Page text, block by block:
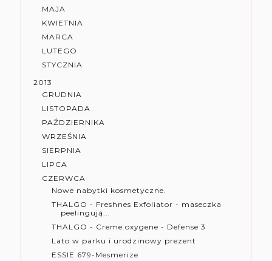
MAJA
KWIETNIA
MARCA
LUTEGO
STYCZNIA
2013
GRUDNIA
LISTOPADA
PAŹDZIERNIKA
WRZEŚNIA
SIERPNIA
LIPCA
CZERWCA
Nowe nabytki kosmetyczne.
THALGO - Freshnes Exfoliator - maseczka
peelingują...
THALGO - Creme oxygene - Defense 3
Lato w parku i urodzinowy prezent
ESSIE 679-Mesmerize